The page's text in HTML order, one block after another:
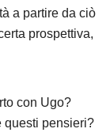
a partire da ciò
prospettiva,
con Ugo?
questi pensieri?